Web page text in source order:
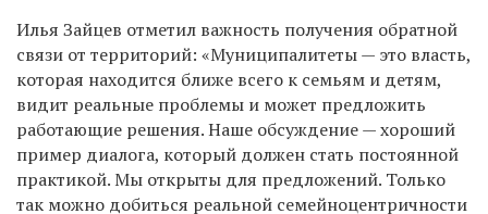
Илья Зайцев отметил важность получения обратной
связи от территорий: «Муниципалитеты — это власть,
которая находится ближе всего к семьям и детям,
видит реальные проблемы и может предложить
работающие решения. Наше обсуждение — хороший
пример диалога, который должен стать постоянной
практикой. Мы открыты для предложений. Только
так можно добиться реальной семейноцентричности